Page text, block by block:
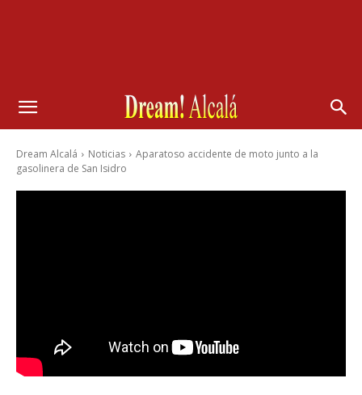
Dream Alcalá Noticias
Aparatoso accidente de moto junto a la
gasolinera de San Isidro